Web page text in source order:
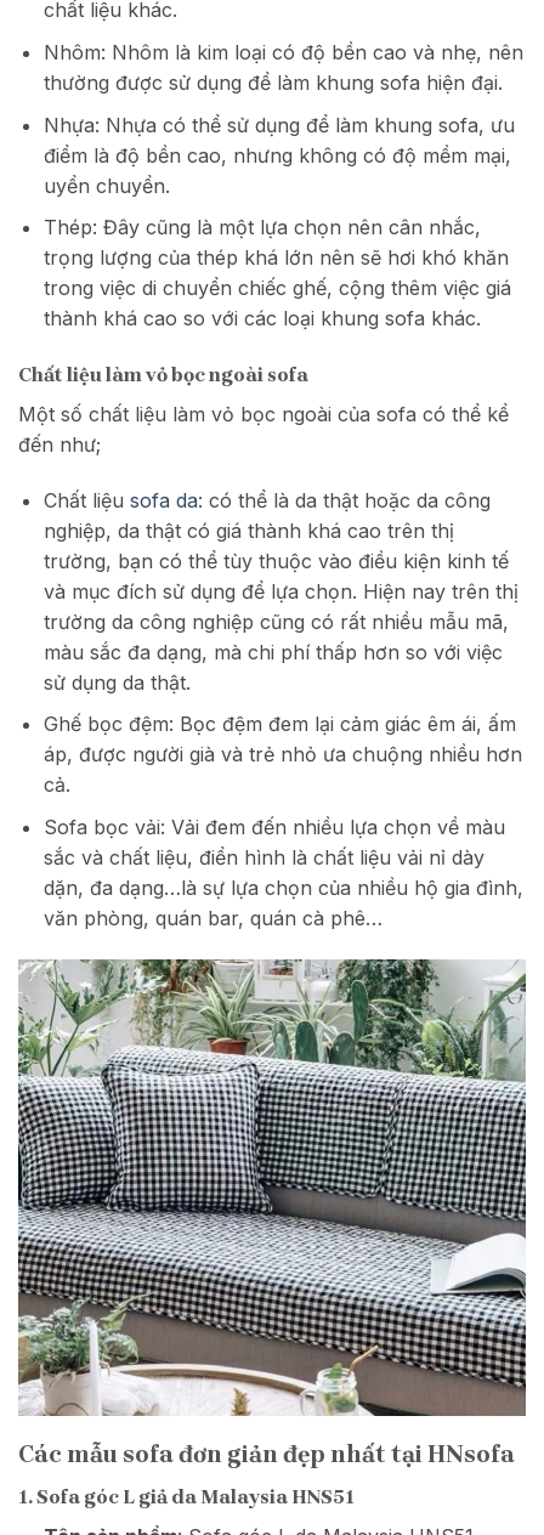
chất liệu khác.
Nhôm: Nhôm là kim loại có độ bền cao và nhẹ, nên
thường được sử dụng để làm khung sofa hiện đại.
Nhựa: Nhựa có thể sử dụng để làm khung sofa, ưu
điểm là độ bền cao, nhưng không có độ mềm mại,
uyển chuyển.
Thép: Đây cũng là một lựa chọn nên cân nhắc,
trọng lượng của thép khá lớn nên sẽ hơi khó khăn
trong việc di chuyển chiếc ghế, cộng thêm việc giá
thành khá cao so với các loại khung sofa khác.
Chất liệu làm vỏ bọc ngoài sofa
Một số chất liệu làm vỏ bọc ngoài của sofa có thể kể
đến như;
Chất liệu sofa da: có thể là da thật hoặc da công
nghiệp, da thật có giá thành khá cao trên thị
trường, bạn có thể tùy thuộc vào điều kiện kinh tế
và mục đích sử dụng để lựa chọn. Hiện nay trên thị
trường da công nghiệp cũng có rất nhiều mẫu mã,
màu sắc đa dạng, mà chi phí thấp hơn so với việc
sử dụng da thật.
Ghế bọc đệm: Bọc đệm đem lại cảm giác êm ái, ấm
áp, được người già và trẻ nhỏ ưa chuộng nhiều hơn
cả.
Sofa bọc vải: Vải đem đến nhiều lựa chọn về màu
sắc và chất liệu, điển hình là chất liệu vải nỉ dày
dặn, đa dạng…là sự lựa chọn của nhiều hộ gia đình,
văn phòng, quán bar, quán cà phê…
Các mẫu sofa đơn giản đẹp nhất tại HNsofa
1. Sofa góc L giả da Malaysia HNS51